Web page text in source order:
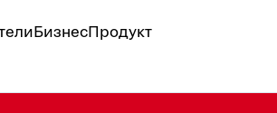
БизнесПродукт